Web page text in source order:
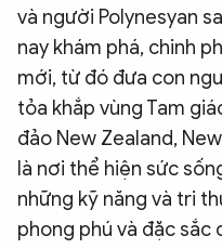
và người Polynesyan
nay khám phá, chinh
mới, từ đó đưa con
tỏa khắp vùng Tam
đảo New Zealand,
là nơi thể hiện sức
những kỹ năng và tri
phong phú và đặc sắc